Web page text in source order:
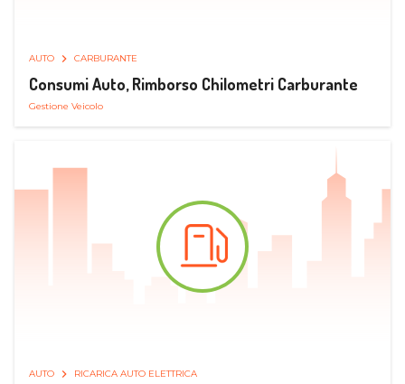
AUTO CARBURANTE
Consumi Auto, Rimborso Chilometri Carburante
Gestione Veicolo
AUTO RICARICA AUTO ELETTRICA